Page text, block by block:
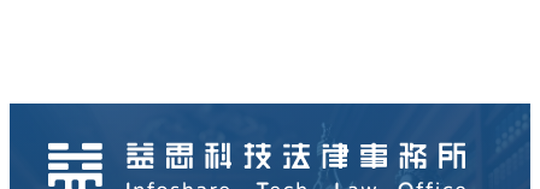
記憶⋯